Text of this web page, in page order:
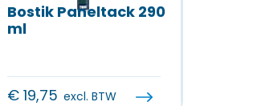
Bostik Paneltack 290
ml
€19,75 excl. BTW